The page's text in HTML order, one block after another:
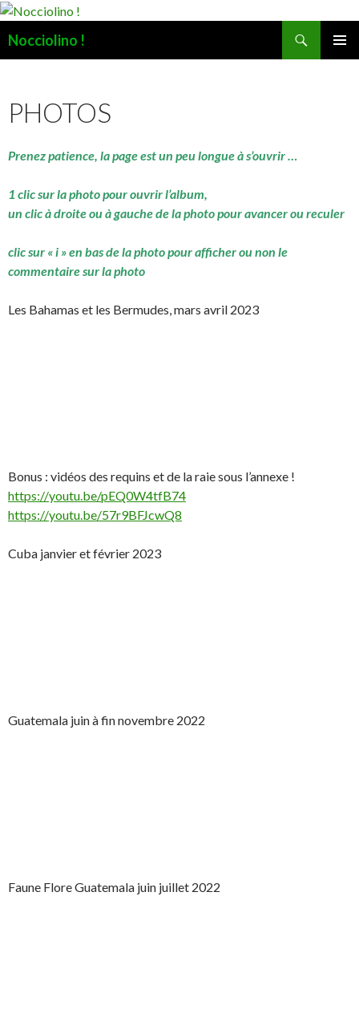
Nocciolino !
PHOTOS
Prenez patience, la page est un peu longue à s’ouvrir …
1 clic sur la photo pour ouvrir l’album,
un clic à droite ou à gauche de la photo pour avancer ou reculer
clic sur « i » en bas de la photo pour afficher ou non le
commentaire sur la photo
Les Bahamas et les Bermudes, mars avril 2023
Bonus : vidéos des requins et de la raie sous l’annexe !
https://youtu.be/pEQ0W4tfB74
https://youtu.be/57r9BFJcwQ8
Cuba janvier et février 2023
Guatemala juin à fin novembre 2022
Faune Flore Guatemala juin juillet 2022